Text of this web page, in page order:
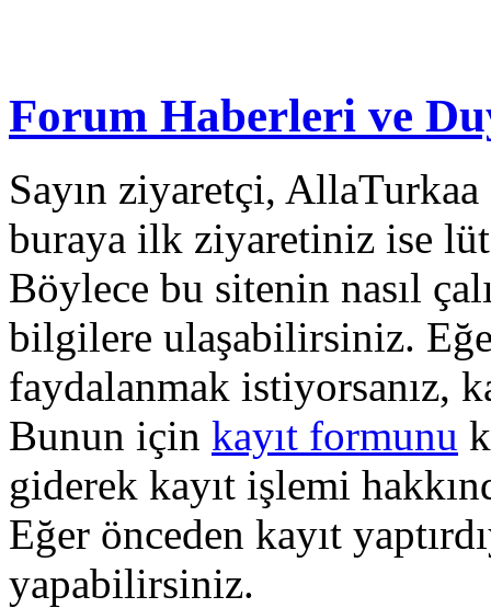
Forum Haberleri ve
Sayın ziyaretçi,
buraya ilk ziyaretiniz ise
Böylece bu sitenin nasıl
bilgilere ulaşabilirsiniz.
faydalanmak istiyorsanız,
Bunun için kayıt formunu
giderek kayıt işlemi
Eğer önceden kayıt
yapabilirsiniz.